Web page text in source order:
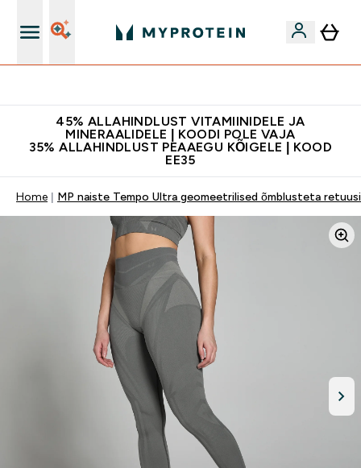
45% ALLAHINDLUST VITAMIINIDELE JA
MINERAALIDELE | KOODI POLE VAJA
35% ALLAHINDLUST PEAAEGU KÕIGELE | KOOD
EE35
Home MP naiste Tempo Ultra geomeetrilised õmblusteta